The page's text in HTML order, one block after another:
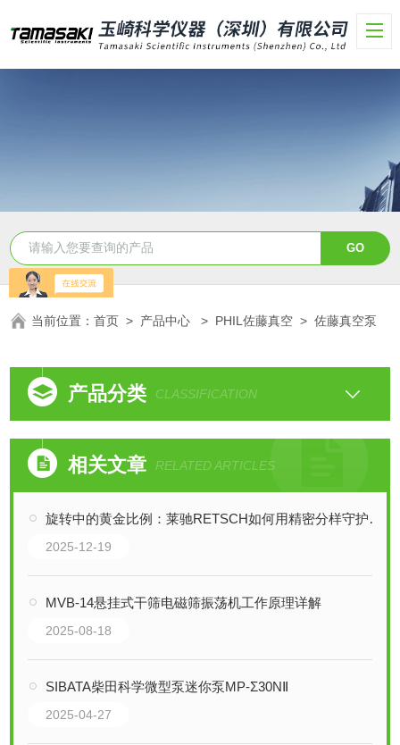
当前位置：首页 > 产品中心 > PHIL佐藤真空 >佐藤真空泵
产品分类 CLASSIFICATION
相关文章 RELATED ARTICLES
旋转中的黄金比例：莱驰RETSCH如何用精密分样守护工业命脉？
2025-12-19
MVB-14悬挂式干筛电磁筛振荡机工作原理详解
2025-08-18
SIBATA柴田科学微型泵迷你泵MP-Σ30NⅡ
2025-04-27